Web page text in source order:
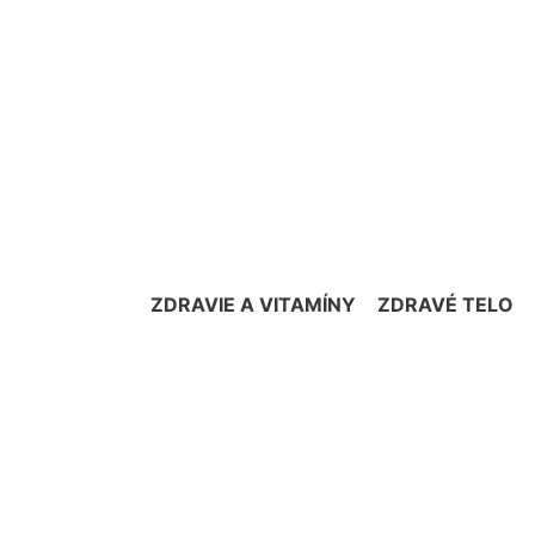
ZDRAVIE A VITAMÍNY ZDRAVÉ TELO